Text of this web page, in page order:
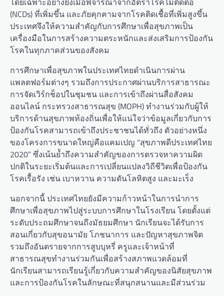
(NCDs) ที่เพิ่มขึ้น และภัยคุกคามจากโรคติดเชื้อที่เพิ่มสูงขึ้น
ประเทศจึงให้ความสำคัญกับการศึกษาเพื่อสุขภาพเป็น
เครื่องมือในการสร้างความตระหนักและส่งเสริมการป้องกัน
โรคในทุกภาคส่วนของสังคม
การศึกษาเพื่อสุขภาพในประเทศไทยดำเนินการผ่าน
แพลตฟอร์มต่างๆ รวมถึงการประกาศผ่านบริการสาธารณะ
การจัดเวิร์กช็อปในชุมชน และการเข้าถึงผ่านสื่อสังคม
ออนไลน์ กระทรวงสาธารณสุข (MOPH) ทำงานร่วมกับผู้ให้
บริการด้านสุขภาพท้องถิ่นเพื่อให้แน่ใจว่าข้อมูลเกี่ยวกับการ
ป้องกันโรคสามารถเข้าถึงประชาชนได้ทั่วถึง ตัวอย่างหนึ่ง
ของโครงการขนาดใหญ่คือแคมเปญ “สุขภาพดีประเทศไทย
2020” ซึ่งเน้นย้ำถึงความสำคัญของการตรวจหาความผิด
ปกติในระยะเริ่มต้นและการเปลี่ยนแปลงวิถีชีวิตเพื่อป้องกัน
โรคเรื้อรัง เช่น เบาหวาน ความดันโลหิตสูง และมะเร็ง
นอกจากนี้ ประเทศไทยยังมีความก้าวหน้าในการนำการ
ศึกษาเพื่อสุขภาพไปสู่ระบบการศึกษาในโรงเรียน โดยตั้งแต่
ระดับประถมศึกษาจนถึงมัธยมศึกษา นักเรียนจะได้รับการ
สอนเกี่ยวกับสุขอนามัย โภชนาการ และปัญหาสุขภาพจิต
รวมถึงอันตรายจากการสูบบุหรี่ ครูและเจ้าหน้าที่
สาธารณสุขทำงานร่วมกันเพื่อสร้างสภาพแวดล้อมที่
นักเรียนสามารถเรียนรู้เกี่ยวกับความสำคัญของนิสัยสุขภาพ
และการป้องกันโรคในลักษณะที่สนุกสนานและมีส่วนร่วม